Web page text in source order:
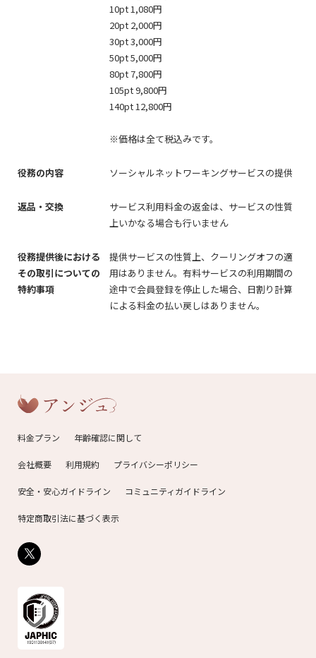
10pt 1,080円
20pt 2,000円
30pt 3,000円
50pt 5,000円
80pt 7,800円
105pt 9,800円
140pt 12,800円
※価格は全て税込みです。
役務の内容 ソーシャルネットワーキングサービスの提供
返品・交換
サービス利用料金の返金は、サービスの性質
上いかなる場合も行いません
役務提供後における
その取引についての
特約事項
提供サービスの性質上、クーリングオフの適
用はありません。有料サービスの利用期間の
途中で会員登録を停止した場合、日割り計算
による料金の払い戻しはありません。
料金プラン 年齢確認に関して
会社概要 利用規約 プライバシーポリシー
安全・安心ガイドライン コミュニティガイドライン
特定商取引法に基づく表示